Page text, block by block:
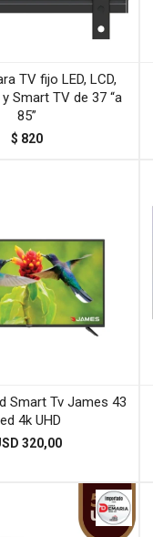
TV fijo LED, LCD,
Smart TV de 37 “a
85”
$ 820
Smart Tv James 43
4k UHD
320,00